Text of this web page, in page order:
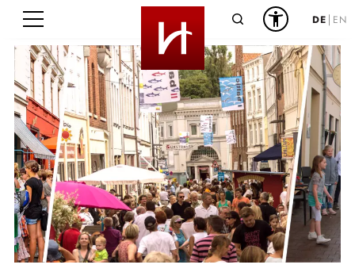
Suche DE EN